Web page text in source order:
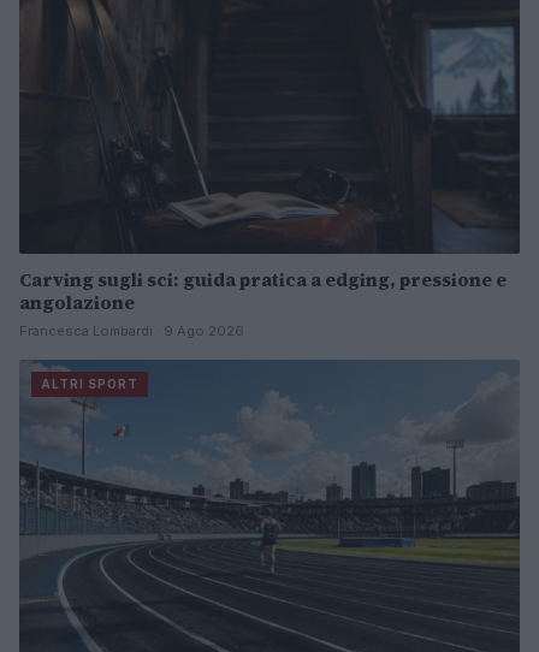
Carving sugli sci: guida pratica a edging, pressione e
angolazione
Francesca Lombardi · 9 Ago 2026
ALTRI SPORT